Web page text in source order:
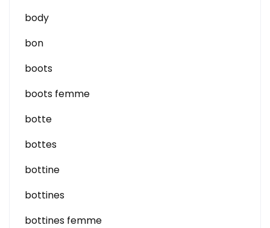
body
bon
boots
boots femme
botte
bottes
bottine
bottines
bottines femme